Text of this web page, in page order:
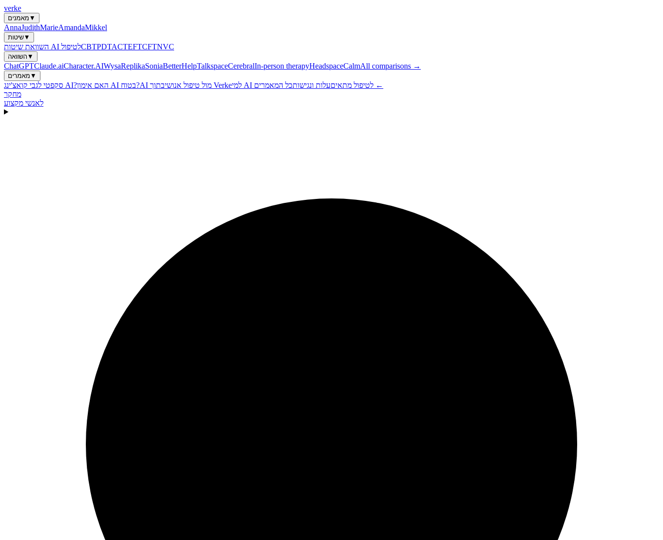
verke
מאמנים ▼
AnnaJudithMarieAmandaMikkel
שיטות▼
השוואת שיטות AI לטיפולCBTPDTACTEFTCFTNVC
השוואה▼
ChatGPTClaude.aiCharacter.AIWysaReplikaSoniaBetterHelpTalkspaceCerebralIn-person therapyHeadspaceCalmAll comparisons →
מאמרים ▼
סקפטי לגבי קואצ'ינג AI? האם אימון AI בטוח? AI מול טיפול אנושי בתוך Verke למי AI לטיפול מתאיםעלות ונגישות
כל המאמרים ←
מחקר
לאנשי מקצוע